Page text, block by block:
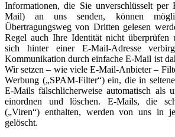
Informationen, die Sie unverschlüsselt per
Mail) an uns senden, können
Übertragungsweg von Dritten gelesen
Regel auch Ihre Identität nicht überprüfen
sich hinter einer E-Mail-Adresse
Kommunikation durch einfache E-Mail ist
Wir setzen – wie viele E-Mail-Anbieter –
Werbung („SPAM-Filter“) ein, die in
E-Mails fälschlicherweise automatisch als
einordnen und löschen. E-Mails, die
(„Viren“) enthalten, werden von uns in
gelöscht.